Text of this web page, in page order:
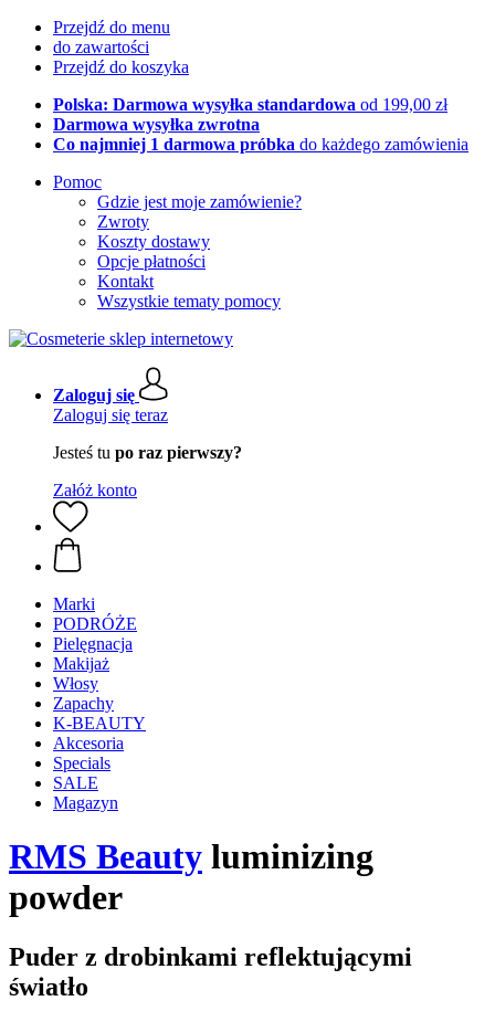
Przejdź do menu
do zawartości
Przejdź do koszyka
Polska: Darmowa wysyłka standardowa od 199,00 zł
Darmowa wysyłka zwrotna
Co najmniej 1 darmowa próbka do każdego zamówienia
Pomoc
Gdzie jest moje zamówienie?
Zwroty
Koszty dostawy
Opcje płatności
Kontakt
Wszystkie tematy pomocy
Zaloguj się
Zaloguj się teraz
Jesteś tu po raz pierwszy?
Załóż konto
Marki
PODRÓŻE
Pielęgnacja
Makijaż
Włosy
Zapachy
K-BEAUTY
Akcesoria
Specials
SALE
Magazyn
RMS Beauty luminizing
powder
Puder z drobinkami reflektującymi
światło